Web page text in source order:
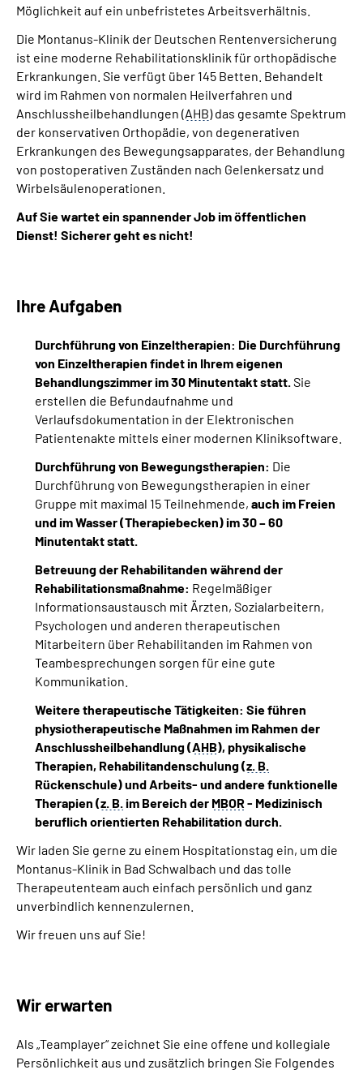
Möglichkeit auf ein unbefristetes Arbeitsverhältnis.
Die Montanus-Klinik der Deutschen Rentenversicherung
ist eine moderne Rehabilitationsklinik für orthopädische
Erkrankungen. Sie verfügt über 145 Betten. Behandelt
wird im Rahmen von normalen Heilverfahren und
Anschlussheilbehandlungen (AHB) das gesamte Spektrum
der konservativen Orthopädie, von degenerativen
Erkrankungen des Bewegungsapparates, der Behandlung
von postoperativen Zuständen nach Gelenkersatz und
Wirbelsäulenoperationen.
Auf Sie wartet ein spannender Job im öffentlichen
Dienst! Sicherer geht es nicht!
Ihre Aufgaben
Durchführung von Einzeltherapien: Die Durchführung
von Einzeltherapien findet in Ihrem eigenen
Behandlungszimmer im 30 Minutentakt statt.Sie
erstellen die Befundaufnahme und
Verlaufsdokumentation in der Elektronischen
Patientenakte mittels einer modernen Kliniksoftware.
Durchführung von Bewegungstherapien: Die
Durchführung von Bewegungstherapien in einer
Gruppe mit maximal 15 Teilnehmende, auch im Freien
und im Wasser (Therapiebecken) im 30 – 60
Minutentakt statt.
Betreuung der Rehabilitanden während der
Rehabilitationsmaßnahme: Regelmäßiger
Informationsaustausch mit Ärzten, Sozialarbeitern,
Psychologen und anderen therapeutischen
Mitarbeitern über Rehabilitanden im Rahmen von
Teambesprechungen sorgen für eine gute
Kommunikation.
Weitere therapeutische Tätigkeiten: Sie führen
physiotherapeutische Maßnahmen im Rahmen der
Anschlussheilbehandlung (AHB), physikalische
Therapien, Rehabilitandenschulung (z. B.
Rückenschule) und Arbeits- und andere funktionelle
Therapien (z. B.im Bereich der MBOR- Medizinisch
beruflich orientierten Rehabilitation durch.
Wir laden Sie gerne zu einem Hospitationstag ein, um die
Montanus-Klinik in Bad Schwalbach und das tolle
Therapeutenteam auch einfach persönlich und ganz
unverbindlich kennenzulernen.
Wir freuen uns auf Sie!
Wir erwarten
Als „Teamplayer“ zeichnet Sie eine offene und kollegiale
Persönlichkeit aus und zusätzlich bringen Sie Folgendes